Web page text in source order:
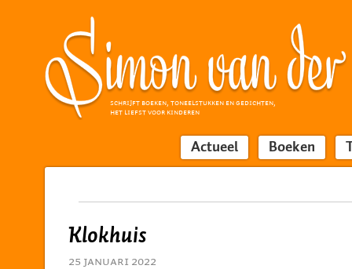
SCHRIJFT BOEKEN, TONEELSTUKKEN EN GEDICHTEN,
HET LIEFST VOOR KINDEREN
Actueel Boeken
Klokhuis
25 januari 2022